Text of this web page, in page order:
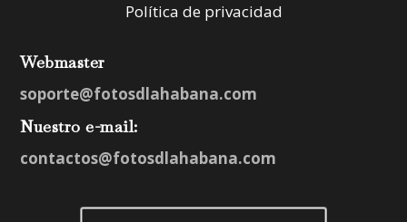
Política de privacidad
Webmaster
soporte@fotosdlahabana.com
Nuestro e-mail:
contactos@fotosdlahabana.com